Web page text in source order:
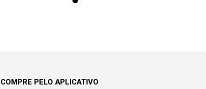
COMPRE PELO APLICATIVO